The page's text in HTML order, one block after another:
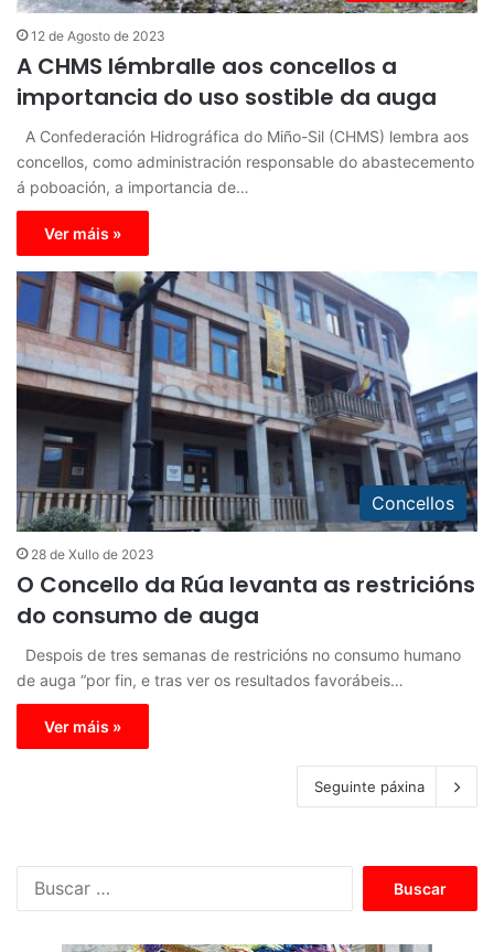
12 de Agosto de 2023
A CHMS lémbralle aos concellos a
importancia do uso sostible da auga
A Confederación Hidrográfica do Miño-Sil (CHMS) lembra aos
concellos, como administración responsable do abastecemento
á poboación, a importancia de…
Ver máis »
Concellos
28 de Xullo de 2023
O Concello da Rúa levanta as restricións
do consumo de auga
Despois de tres semanas de restricións no consumo humano
de auga “por fin, e tras ver os resultados favorábeis…
Ver máis »
Seguinte páxina
c